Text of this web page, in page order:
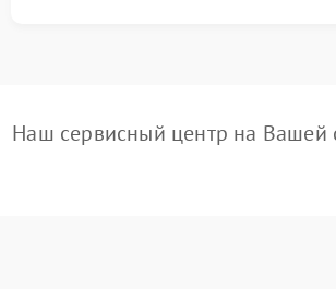
Наш сервисный центр на Вашей